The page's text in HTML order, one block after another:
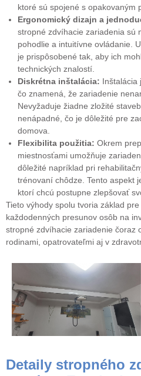
ktoré sú spojené s opakovaným
Ergonomický dizajn a
stropné zdvíhacie zariadenia sú
pohodlie a intuitívne ovládanie.
je prispôsobené tak, aby ich
technických znalostí.
Diskrétna inštalácia: Inštalácia
čo znamená, že zariadenie
Nevyžaduje žiadne zložité
nenápadné, čo je dôležité pre
domova.
Flexibilita použitia: Okrem
miestnosťami umožňuje
dôležité napríklad pri
trénovaní chôdze. Tento aspekt
ktorí chcú postupne zlepšovať
Tieto výhody spolu tvoria základ
každodenných presunov osôb na
stropné zdvíhacie zariadenie čoraz
rodinami, opatrovateľmi aj v
Detaily stropného